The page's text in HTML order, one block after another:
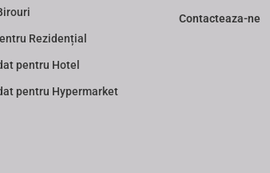
Rezidențial
pentru Hotel
pentru Hypermarket
Contacteaza-ne